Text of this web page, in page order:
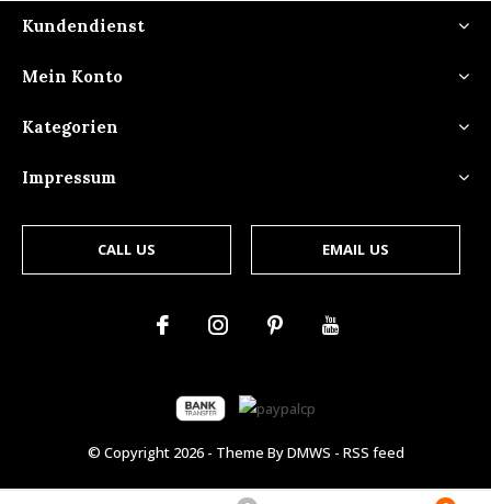
Kundendienst
Mein Konto
Kategorien
Impressum
CALL US EMAIL US
© Copyright 2026- Theme ByDMWS - RSS feed